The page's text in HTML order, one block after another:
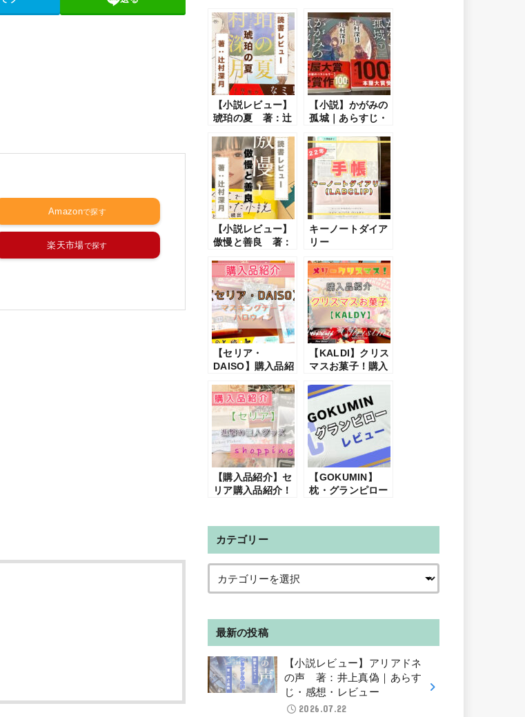
Amazon
楽天市場
【小説レビュー】
琥珀の夏 著：辻
じ・感想・レビュ
ー
【小説】かがみの
孤城｜あらすじ・
最後まで一気に読
んだ本！
【小説レビュー】
傲慢と善良 著：
じ・感想・レビュ
ー
キーノートダイア
リー
2022年の手帳を選
ぶ
【セリア・
DAISO】購入品紹
ィン・マスキング
テープ
【KALDI】クリス
マスお菓子！購入
ントカレンダー・
ビスケット等！
【購入品紹介】セ
リア購入品紹介！
1月
【GOKUMIN】
枕・グランピロー
安眠枕！
カテゴリー
最新の投稿
【小説レビュー】アリアドネ
の声 著：井上真偽｜あらす
じ・感想・レビュー
2026.07.22